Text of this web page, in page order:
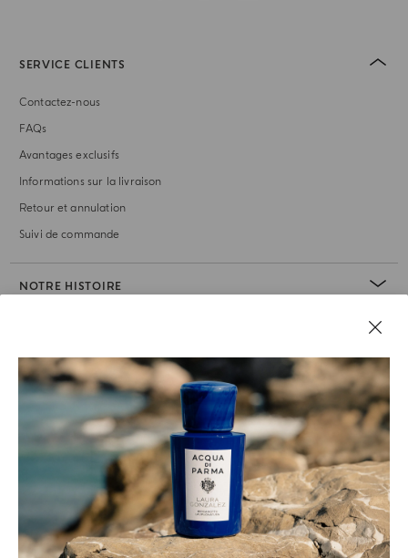
SERVICE CLIENTS
Contactez-nous
FAQs
Avantages exclusifs
Informations sur la livraison
Retour et annulation
Suivi de commande
NOTRE HISTOIRE